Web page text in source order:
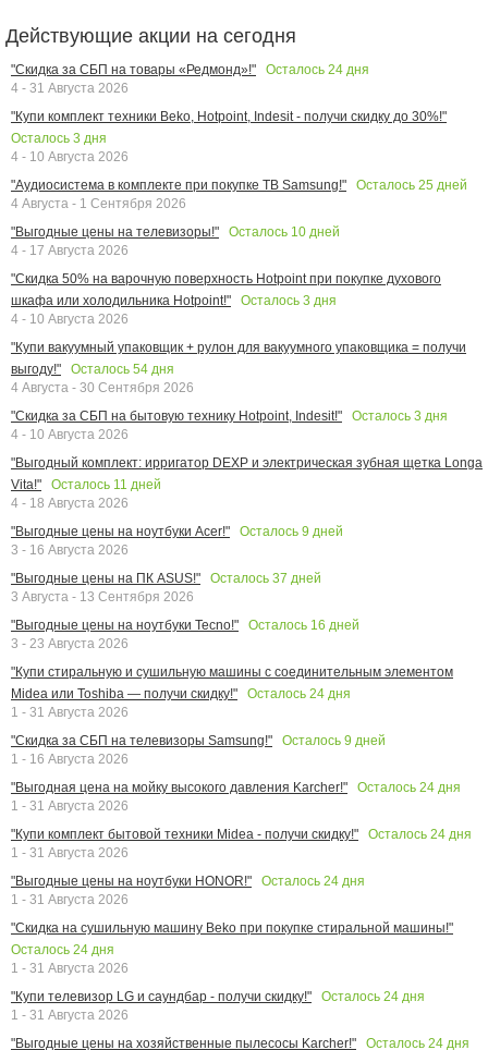
Действующие акции на сегодня
"Скидка за СБП на товары «Редмонд»!" Осталось 24 дня
4 - 31 Августа 2026
"Купи комплект техники Beko, Hotpoint, Indesit - получи скидку до 30%!"
Осталось 3 дня
4 - 10 Августа 2026
"Аудиосистема в комплекте при покупке ТВ Samsung!"
Осталось 25 дней
4 Августа - 1 Сентября 2026
"Выгодные цены на телевизоры!"
Осталось 10 дней
4 - 17 Августа 2026
"Скидка 50% на варочную поверхность Hotpoint при покупке духового
шкафа или холодильника Hotpoint!"
Осталось 3 дня
4 - 10 Августа 2026
"Купи вакуумный упаковщик + рулон для вакуумного упаковщика = получи
выгоду!"
Осталось 54 дня
4 Августа - 30 Сентября 2026
"Скидка за СБП на бытовую технику Hotpoint, Indesit!"
Осталось 3 дня
4 - 10 Августа 2026
"Выгодный комплект: ирригатор DEXP и электрическая зубная щетка Longa
Vita!"
Осталось 11 дней
4 - 18 Августа 2026
"Выгодные цены на ноутбуки Acer!"
Осталось 9 дней
3 - 16 Августа 2026
"Выгодные цены на ПК ASUS!"
Осталось 37 дней
3 Августа - 13 Сентября 2026
"Выгодные цены на ноутбуки Tecno!"
Осталось 16 дней
3 - 23 Августа 2026
"Купи стиральную и сушильную машины с соединительным элементом
Midea или Toshiba — получи скидку!"
Осталось 24 дня
1 - 31 Августа 2026
"Скидка за СБП на телевизоры Samsung!"
Осталось 9 дней
1 - 16 Августа 2026
"Выгодная цена на мойку высокого давления Karcher!"
Осталось 24 дня
1 - 31 Августа 2026
"Купи комплект бытовой техники Midea - получи скидку!"
Осталось 24 дня
1 - 31 Августа 2026
"Выгодные цены на ноутбуки HONOR!"
Осталось 24 дня
1 - 31 Августа 2026
"Скидка на сушильную машину Beko при покупке стиральной машины!"
Осталось 24 дня
1 - 31 Августа 2026
"Купи телевизор LG и саундбар - получи скидку!"
Осталось 24 дня
1 - 31 Августа 2026
"Выгодные цены на хозяйственные пылесосы Karcher!"
Осталось 24 дня